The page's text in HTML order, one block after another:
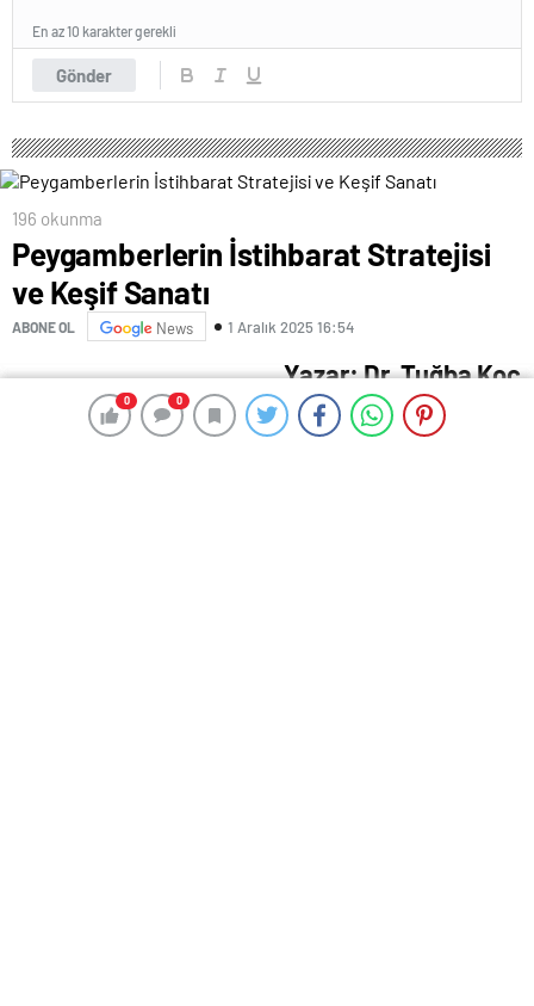
0 0
Gönder
En az 10 karakter gerekli
196 okunma
Peygamberlerin İstihbarat Stratejisi
ve Keşif Sanatı
ABONE OL News 1 Aralık 2025 16:54
0 0
Yazar: Dr. Tuğba Koç